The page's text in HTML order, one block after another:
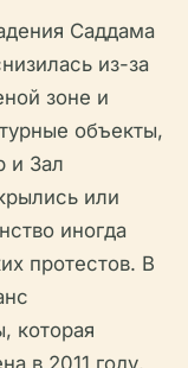
Саддама
из-за
зоне и
объекты,
и Зал
или
иногда
протестов. В
которая
в 2011 году.